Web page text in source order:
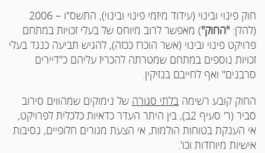
חוק פינוי ובינוי (עידוד מיזמי פינוי ובינוי), התשס"ו – 2006
(להלן: "החוק") מאפשר לרוב מיוחס של בעלי זכויות במתחם
פרויקט פינוי ובינוי (אשר הוכרז ככזה), להגיש תביעה כנגד בעלי
זכויות נוספים במתחם שמטרתה להכריז עליהם כ"דיירים
סרבנים" ואף לחייבם בנזיקין.
החוק קובע רשימה בלתי סגורה של נימוקים שמהווים סירוב
סביר (ר' סעיף 2ב), בין היתר העדר כדאיות כלכלית לפרויקט,
אי הענקת בטוחות הולמות, אי הצעת מגורים חלופיים, נסיבות
אישיות מיוחדות וכו'.